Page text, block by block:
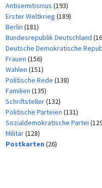
Antisemitismus (193)
Erster Weltkrieg (189)
Berlin (181)
Bundesrepublik Deutschland
Deutsche Demokratische
Frauen (156)
Wahlen (151)
Politische Rede (138)
Familien (135)
Schriftsteller(132)
Politische Parteien (131)
Sozialdemokratische Partei
Militär(128)
Postkarten (26)